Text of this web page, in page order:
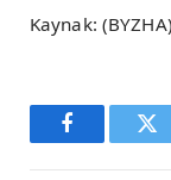
Kaynak:
Facebook